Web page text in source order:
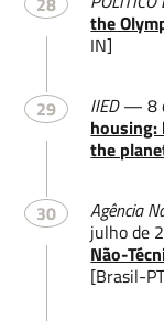
the
IN]
29 IIED— 8
housing:
the
30 Agência
julho de
Não-
[Brasil-